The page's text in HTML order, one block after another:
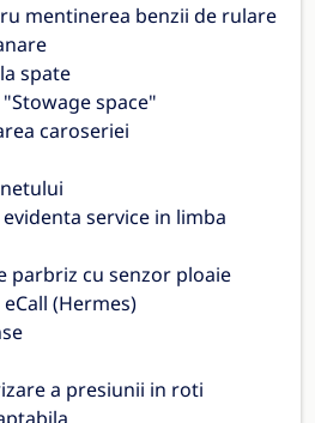
mentinerea benzii de rulare
spate
space"
caroseriei
service in limba
parbriz cu senzor ploaie
(Hermes)
a presiunii in roti